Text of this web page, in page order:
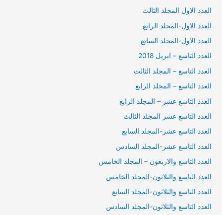
العدد الاول المجلد الثالث
العدد الاول-المجلد الرابع
العدد الاول-المجلد السابع
العدد التاسع – ابريل 2018
العدد التاسع – المجلد الثالث
العدد التاسع – المجلد الرابع
العدد التاسع عشر – المجلد الرابع
العدد التاسع عشر المجلد الثالث
العدد التاسع عشر-المجلد السابع
العدد التاسع عشر-المجلد السادس
العدد التاسع والاربعون – المجلد الخامس
العدد التاسع والثلاثون-المجلد الخامس
العدد التاسع والثلاثون-المجلد السابع
العدد التاسع والثلاثون-المجلد السادس